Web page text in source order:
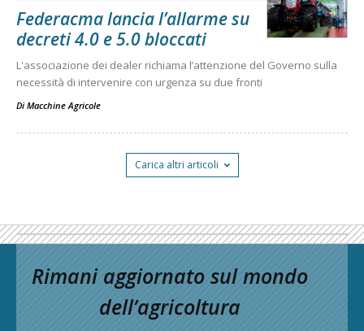
Federacma lancia l’allarme su
decreti 4.0 e 5.0 bloccati
L'associazione dei dealer richiama l’attenzione del Governo sulla
necessità di intervenire con urgenza su due fronti
Di Macchine Agricole
Carica altri articoli
Rimani aggiornato sul mondo
dell’agricoltura